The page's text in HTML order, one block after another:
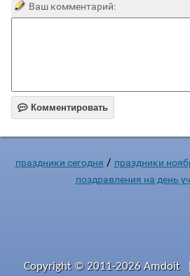
Ваш комментарий:
 Комментировать
праздники сегодня / праздники
поздравления на день
Copyright © 2011-2026 Amdoit